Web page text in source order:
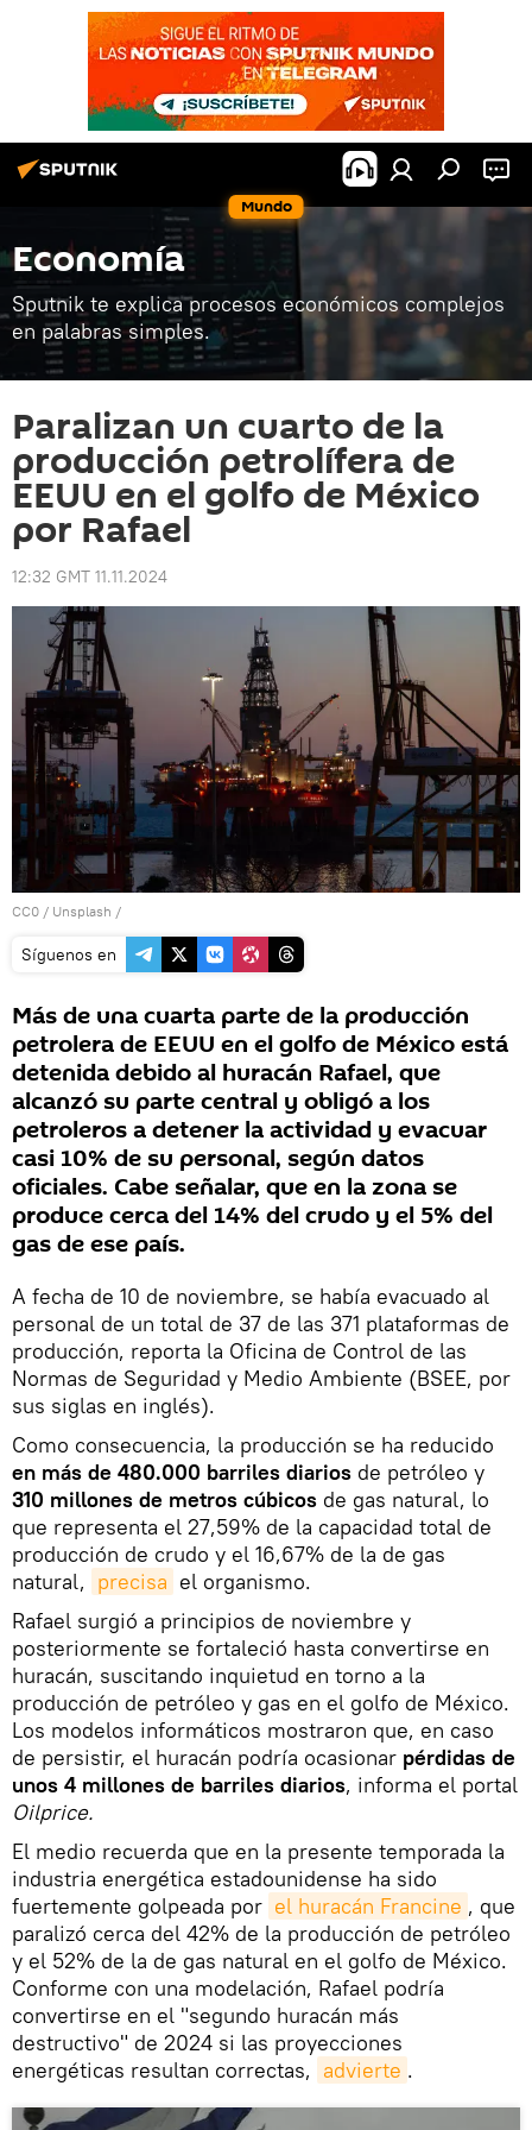
Mundo
Economía
Sputnik te explica procesos económicos complejos
en palabras simples.
Paralizan un cuarto de la
producción petrolífera de
EEUU en el golfo de México
por Rafael
12:32 GMT 11.11.2024
CC0 / Unsplash /
Síguenos en
Más de una cuarta parte de la producción
petrolera de EEUU en el golfo de México está
detenida debido al huracán Rafael, que
alcanzó su parte central y obligó a los
petroleros a detener la actividad y evacuar
casi 10% de su personal, según datos
oficiales. Cabe señalar, que en la zona se
produce cerca del 14% del crudo y el 5% del
gas de ese país.
A fecha de 10 de noviembre, se había evacuado al
personal de un total de 37 de las 371 plataformas de
producción, reporta la Oficina de Control de las
Normas de Seguridad y Medio Ambiente (BSEE, por
sus siglas en inglés).
Como consecuencia, la producción se ha reducido
en más de 480.000 barriles diarios de petróleo y
310 millones de metros cúbicos de gas natural, lo
que representa el 27,59% de la capacidad total de
producción de crudo y el 16,67% de la de gas
natural, precisa el organismo.
Rafael surgió a principios de noviembre y
posteriormente se fortaleció hasta convertirse en
huracán, suscitando inquietud en torno a la
producción de petróleo y gas en el golfo de México.
Los modelos informáticos mostraron que, en caso
de persistir, el huracán podría ocasionar pérdidas de
unos 4 millones de barriles diarios, informa el portal
Oilprice.
El medio recuerda que en la presente temporada la
industria energética estadounidense ha sido
fuertemente golpeada por el huracán Francine , que
paralizó cerca del 42% de la producción de petróleo
y el 52% de la de gas natural en el golfo de México.
Conforme con una modelación, Rafael podría
convertirse en el "segundo huracán más
destructivo" de 2024 si las proyecciones
energéticas resultan correctas, advierte .